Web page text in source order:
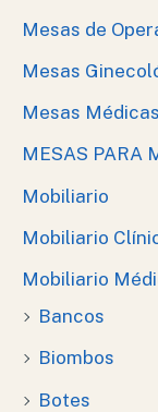
Mesas de
Mesas
Mesas Médicas
MESAS PARA
Mobiliario
Mobiliario
Mobiliario
Bancos
Biombos
Botes